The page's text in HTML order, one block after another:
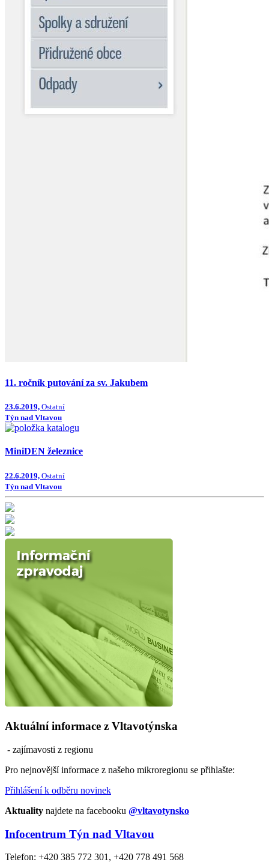
11. ročník putování za sv. Jakubem
23.6.2019, Ostatní
Týn nad Vltavou
MiniDEN železnice
22.6.2019, Ostatní
Týn nad Vltavou
Aktuální informace z Vltavotýnska
- zajímavosti z regionu
Pro nejnovější informace z našeho mikroregionu se přihlašte:
Přihlášení k odběru novinek
Aktuality najdete na facebooku @vltavotynsko
Infocentrum Týn nad Vltavou
Telefon: +420 385 772 301, +420 778 491 568